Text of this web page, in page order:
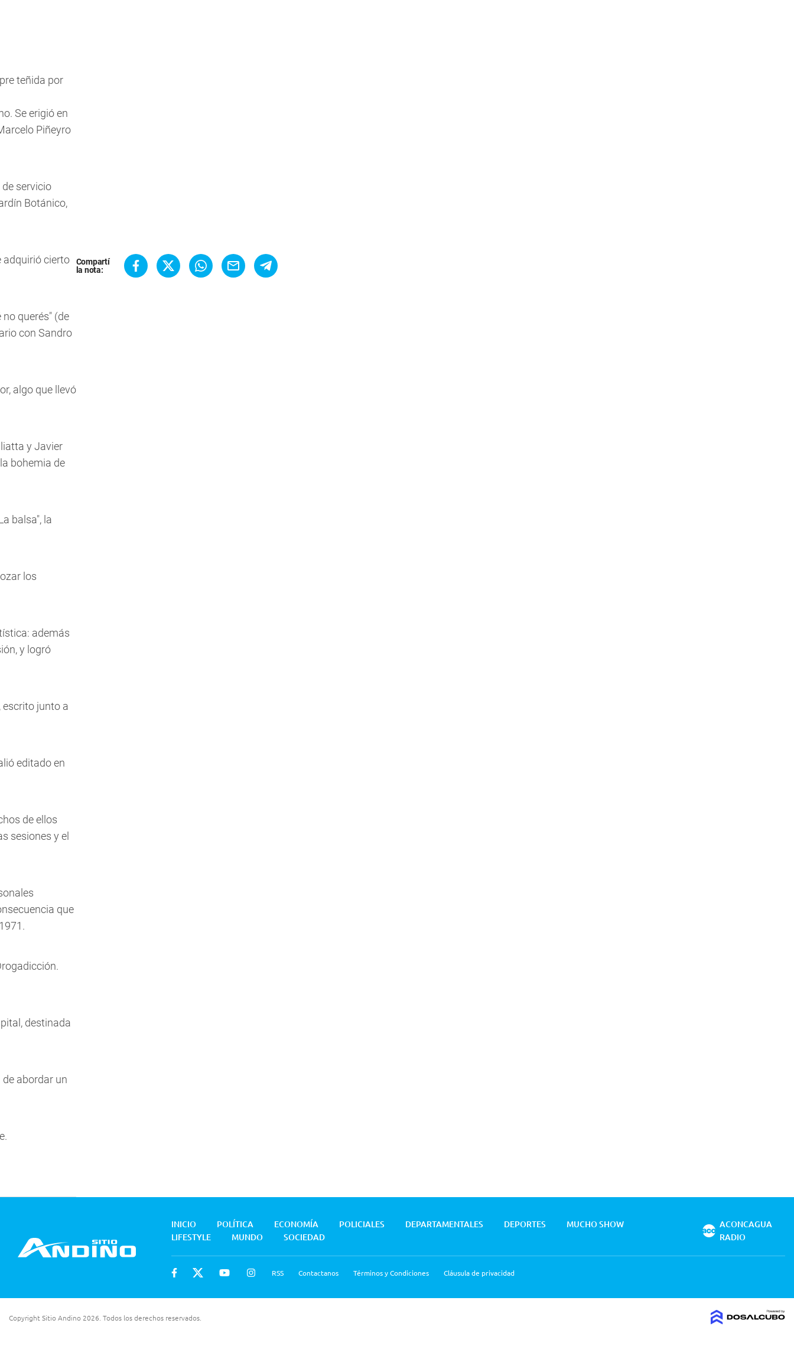
teñida por
Se erigió en
Piñeyro
servicio
Botánico,
adquirió cierto
querés" (de
con Sandro
algo que llevó
y Javier
bohemia de
balsa", la
los
además
y logró
escrito junto a
editado en
de ellos
sesiones y el
que
destinada
abordar un
Compartí
la nota:
INICIO POLÍTICA ECONOMÍA POLICIALES DEPARTAMENTALES DEPORTES
MUCHO SHOW
LIFESTYLE
MUNDO SOCIEDAD
RSS Contactanos Términos y Condiciones Cláusula de privacidad
ACONCAGUA
RADIO
Copyright Sitio Andino 2026. Todos los derechos reservados.